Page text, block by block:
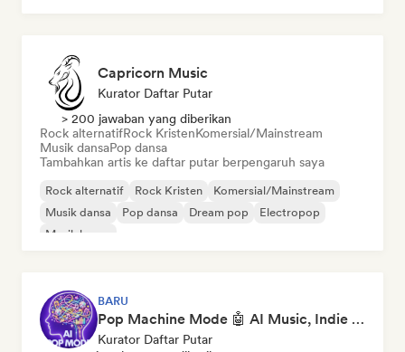
Capricorn Music
Kurator Daftar Putar
> 200 jawaban yang diberikan
Rock alternatifRock KristenKomersial/Mainstream
Musik dansaPop dansa
Tambahkan artis ke daftar putar berpengaruh saya
Rock alternatif Rock Kristen
Komersial/Mainstream
Musik dansa
Pop dansa Dream pop
Electropop
Musik house
BARU
Pop Machine Mode 🤖 AI Music, Indie Pop & Dream Pop
Kurator Daftar Putar